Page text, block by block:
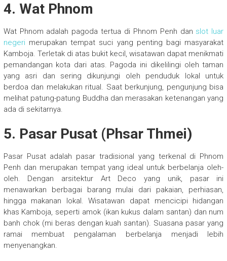
4. Wat Phnom
Wat Phnom adalah pagoda tertua di Phnom Penh dan slot luar
negerimerupakan tempat suci yang penting bagi masyarakat
Kamboja. Terletak di atas bukit kecil, wisatawan dapat menikmati
pemandangan kota dari atas. Pagoda ini dikelilingi oleh taman
yang asri dan sering dikunjungi oleh penduduk lokal untuk
berdoa dan melakukan ritual. Saat berkunjung, pengunjung bisa
melihat patung-patung Buddha dan merasakan ketenangan yang
ada di sekitarnya.
5. Pasar Pusat (Phsar Thmei)
Pasar Pusat adalah pasar tradisional yang terkenal di Phnom
Penh dan merupakan tempat yang ideal untuk berbelanja oleh-
oleh. Dengan arsitektur Art Deco yang unik, pasar ini
menawarkan berbagai barang mulai dari pakaian, perhiasan,
hingga makanan lokal. Wisatawan dapat mencicipi hidangan
khas Kamboja, seperti amok (ikan kukus dalam santan) dan num
banh chok (mi beras dengan kuah santan). Suasana pasar yang
ramai membuat pengalaman berbelanja menjadi lebih
menyenangkan.